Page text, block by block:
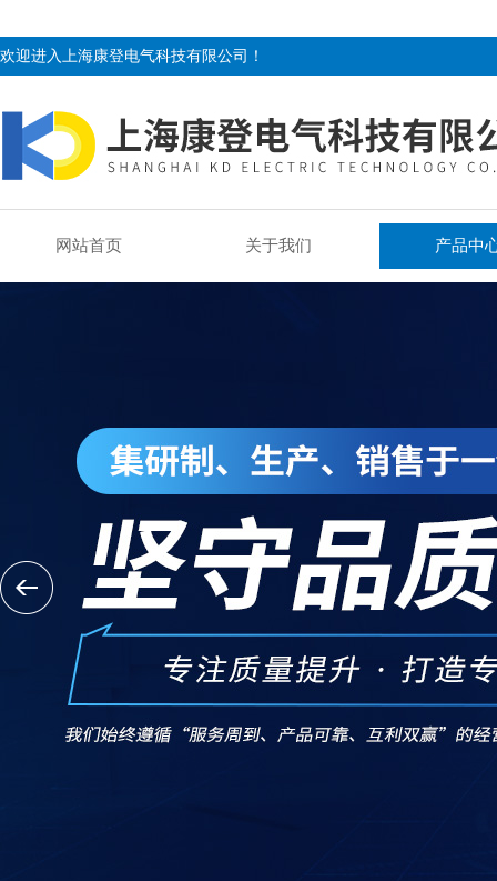
欢迎进入上海康登电气科技有限公司！
网站首页 关于我们 产品中